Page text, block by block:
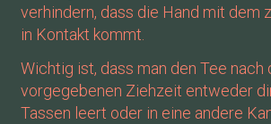
verhindern, dass die Hand mit dem
in Kontakt kommt.
Wichtig ist, dass man den Tee nach
vorgegebenen Ziehzeit entweder
Tassen leert oder in eine andere